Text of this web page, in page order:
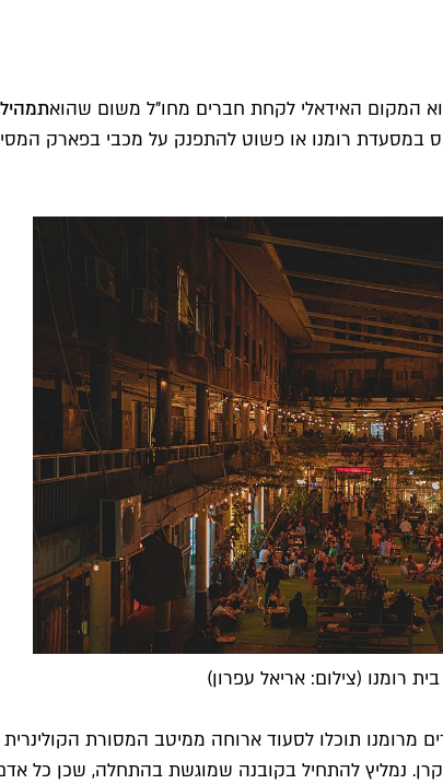
הוא המקום האידאלי לקחת חברים מחו"ל משום שהוא
במסעדת רומנו או פשוט להתפנק על מכבי בפארק
רומנו (צילום: אריאל עפרון)
מרומנו תוכלו לסעוד ארוחה ממיטב המסורת
נמליץ להתחיל בקובנה שמוגשת בהתחלה, שכן כל